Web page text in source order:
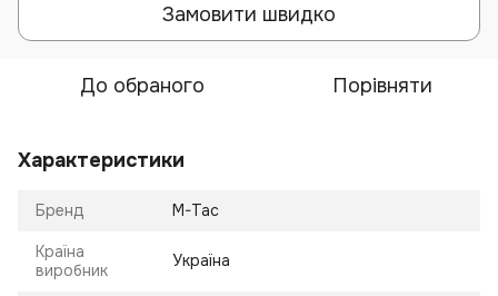
Замовити швидко
До обраного Порівняти
Характеристики
Бренд M-Tac
Країна
виробник
Україна